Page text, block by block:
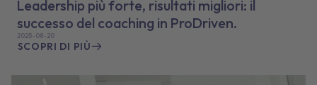
Leadership più forte, risultati migliori: il
successo del coaching in ProDriven.
2025-08-20
SCOPRI DI PIÙ